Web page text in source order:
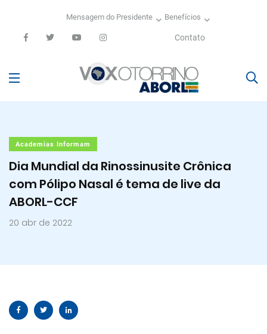
Mensagem do Presidente Benefícios
Contato
Academias Informam
Dia Mundial da Rinossinusite Crônica
com Pólipo Nasal é tema de live da
ABORL-CCF
20 abr de 2022